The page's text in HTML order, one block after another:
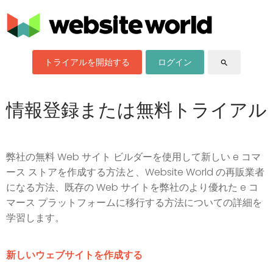
トライアルを開始する ログイン search
情報登録または無料トライアル
弊社の無料 Web サイト ビルダーを使用して新しい e コマ
ース ストアを作成する方法と、Website World の再販業者
になる方法、既存の Web サイトを弊社のより優れた e コ
マース プラットフォームに移行する方法についての詳細を
学習します。
新しいウェブサイトを作成する